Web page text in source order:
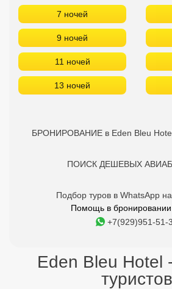
7 ночей
9 ночей
11 ночей
13 ночей
БРОНИРОВАНИЕ в Eden Bleu
ПОИСК ДЕШЕВЫХ
Подбор туров в WhatsApp
Помощь в
+7(929)951-51-
Eden Bleu Hotel
туристов